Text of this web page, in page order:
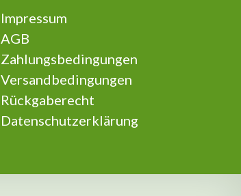
Impressum
AGB
Zahlungsbedingungen
Versandbedingungen
Rückgaberecht
Datenschutzerklärung